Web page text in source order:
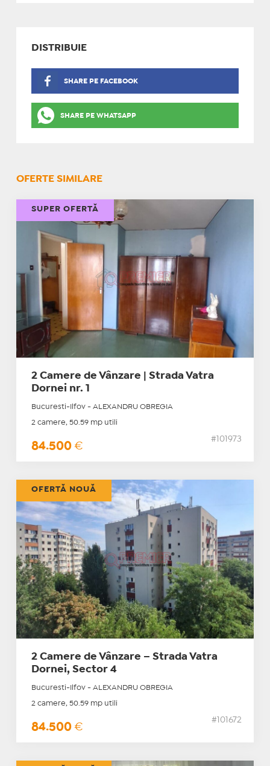
DISTRIBUIE
SHARE PE FACEBOOK
SHARE PE WHATSAPP
OFERTE SIMILARE
2 Camere de Vânzare | Strada Vatra
Dornei nr. 1
Bucuresti-Ilfov - ALEXANDRU OBREGIA
2 camere, 50.59 mp utili
84.500 €
#101973
SUPER OFERTĂ
2 Camere de Vânzare – Strada Vatra
Dornei, Sector 4
Bucuresti-Ilfov - ALEXANDRU OBREGIA
2 camere, 50.59 mp utili
84.500 €
#101672
OFERTĂ NOUĂ